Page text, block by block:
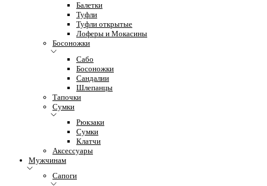
Балетки
Туфли
Туфли открытые
Лоферы и Мокасины
Босоножки
Сабо
Босоножки
Сандалии
Шлепанцы
Тапочки
Сумки
Рюкзаки
Сумки
Клатчи
Аксессуары
Мужчинам
Сапоги